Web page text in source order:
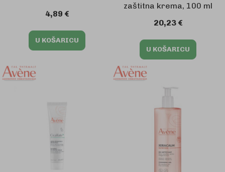
4,89 €
U KOŠARICU
zaštitna krema, 100 ml
20,23 €
U KOŠARICU